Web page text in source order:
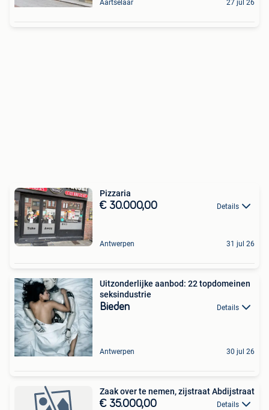
Aartselaar 27 jul 26
Pizzaria
€ 30.000,00 Details
Antwerpen 31 jul 26
Uitzonderlijke aanbod: 22 topdomeinen
seksindustrie
Bieden Details
Antwerpen 30 jul 26
Zaak over te nemen, zijstraat Abdijstraat
€ 35.000,00 Details